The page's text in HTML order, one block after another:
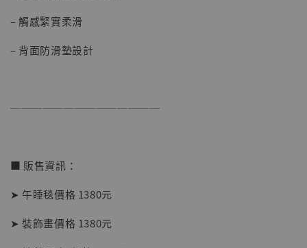
子彈飛 鵝城縣長 張麻子 [BK01]
NT$ 4,980
– 觸感緊實柔滑
– 背面防滑墊設計
──────────────
■ 販售資訊：
➤ 午睡毯價格 1380元
➤ 裝飾畫價格 1380元